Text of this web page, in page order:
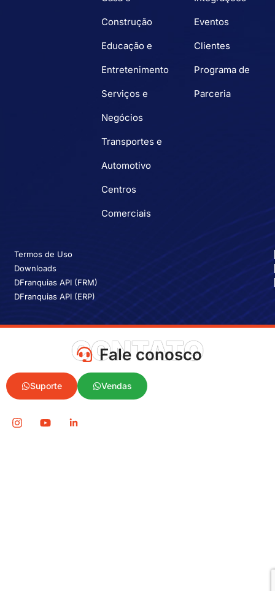
Construção
Educação e
Entretenimento
Serviços e
Negócios
Transportes e
Automotivo
Centros
Comerciais
Eventos
Clientes
Programa de
Parceria
Termos de Uso
Downloads
DFranquias API (FRM)
DFranquias API (ERP)
CONTATO
Fale conosco
Suporte Vendas